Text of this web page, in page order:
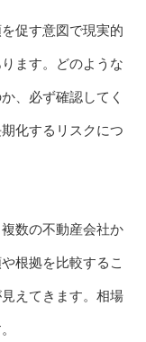
促す意図で現実的
ます。どのような
、必ず確認してく
化するリスクにつ
数の不動産会社か
根拠を比較するこ
えてきます。相場